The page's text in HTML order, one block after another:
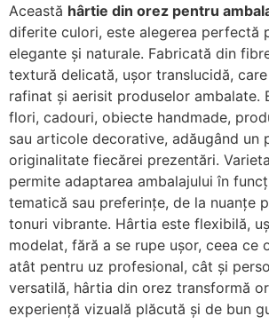
Această hârtie din orez pentru
diferite culori, este alegerea perfectă
elegante și naturale. Fabricată din
textură delicată, ușor translucidă,
rafinat și aerisit produselor ambalate.
flori, cadouri, obiecte handmade,
sau articole decorative, adăugând un
originalitate fiecărei prezentări.
permite adaptarea ambalajului în
tematică sau preferințe, de la nuanțe
tonuri vibrante. Hârtia este flexibilă,
modelat, fără a se rupe ușor, ceea ce
atât pentru uz profesional, cât și
versatilă, hârtia din orez transformă
experiență vizuală plăcută și de bun